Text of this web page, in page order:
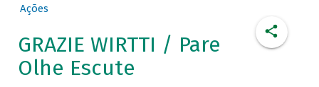
Ações
GRAZIE WIRTTI / Pare
Olhe Escute